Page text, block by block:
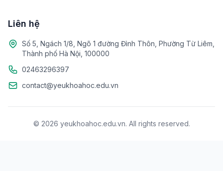
Liên hệ
Số 5, Ngách 1/8, Ngõ 1 đường Đình Thôn, Phường Từ Liêm,
Thành phố Hà Nội, 100000
02463296397
contact@yeukhoahoc.edu.vn
© 2026 yeukhoahoc.edu.vn. All rights reserved.